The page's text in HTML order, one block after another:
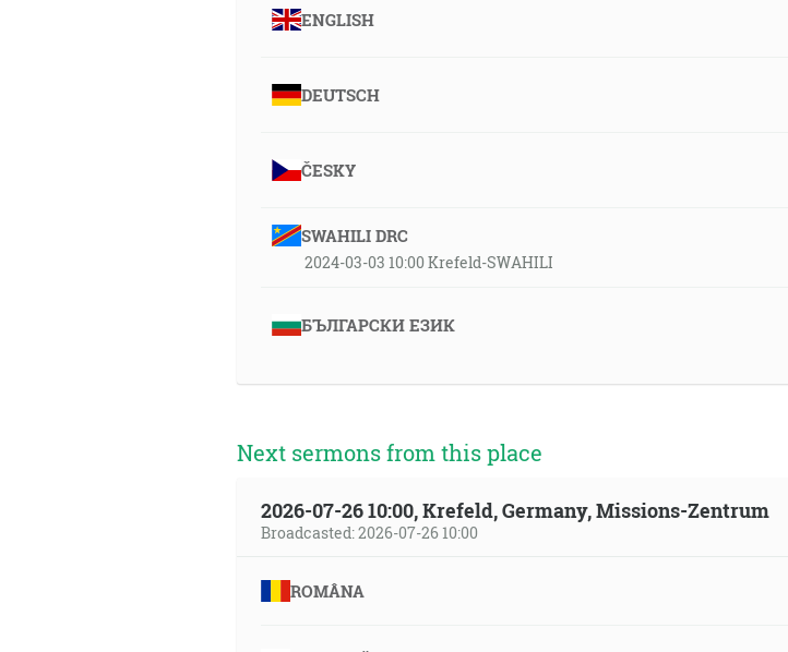
ENGLISH
DEUTSCH
ČESKY
SWAHILI DRC
2024-03-03 10:00 Krefeld-SWAHILI
БЪЛГАРСКИ ЕЗИК
Next sermons from this place
2026-07-26 10:00, Krefeld, Germany, Missions-Zentrum
Broadcasted: 2026-07-26 10:00
ROMÂNA